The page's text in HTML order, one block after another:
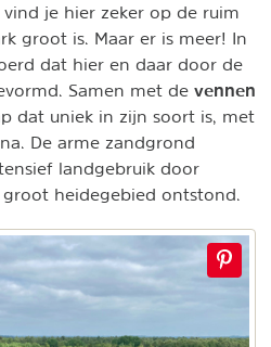
je hier zeker op de ruim
groot is. Maar er is meer! In
dat hier en daar door de
Samen met de vennen
dat uniek in zijn soort is, met
De arme zandgrond
landgebruik door
heidegebied ontstond.